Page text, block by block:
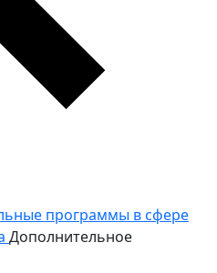
программы в сфере
Дополнительное